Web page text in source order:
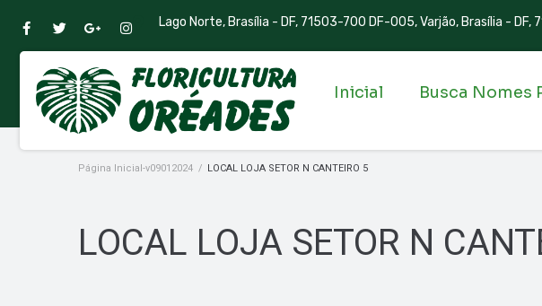
Lago Norte, Brasília - DF, 71503-700 DF-005, Varjão, Brasília - DF,
Inicial Busca Nomes
Página Inicial-v09012024 / LOCAL LOJA SETOR N CANTEIRO 5
LOCAL LOJA SETOR N